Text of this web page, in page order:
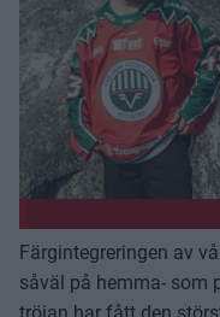
Färgintegreringen av
såväl på hemma- som